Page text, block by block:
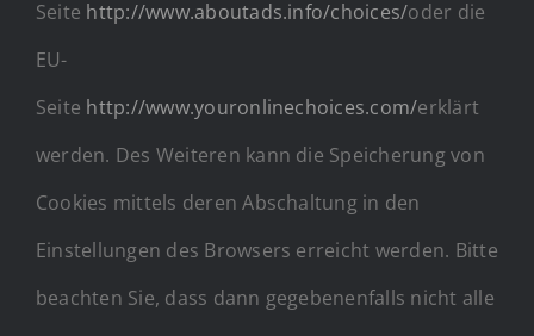
Seite http://www.aboutads.info/choices/oder die
EU-
Seite http://www.youronlinechoices.com/erklärt
werden. Des Weiteren kann die Speicherung von
Cookies mittels deren Abschaltung in den
Einstellungen des Browsers erreicht werden. Bitte
beachten Sie, dass dann gegebenenfalls nicht alle